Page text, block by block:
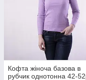
Кофта жіноча базова в
рубчик однотонна 42-